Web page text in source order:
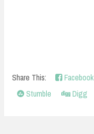
Share This: Facebook
Stumble
Digg